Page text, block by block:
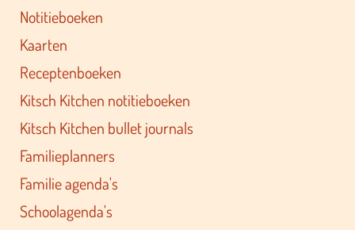
Notitieboeken
Kaarten
Receptenboeken
Kitsch Kitchen notitieboeken
Kitsch Kitchen bullet journals
Familieplanners
Familie agenda's
Schoolagenda's